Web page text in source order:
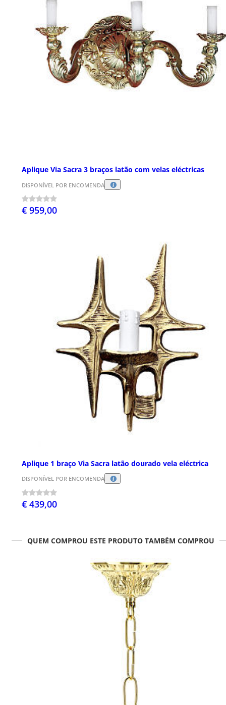
Aplique Via Sacra 3 braços latão com velas eléctricas
DISPONÍVEL POR ENCOMENDA
€ 959,00
Aplique 1 braço Via Sacra latão dourado vela eléctrica
DISPONÍVEL POR ENCOMENDA
€ 439,00
QUEM COMPROU ESTE PRODUTO TAMBÉM COMPROU